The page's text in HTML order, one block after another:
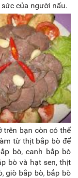
của người nấu.
trên bạn còn có thể
từ thịt bắp bò để
bò, canh bắp bò
bò và hạt sen, thịt
giò bắp bò, bắp bò